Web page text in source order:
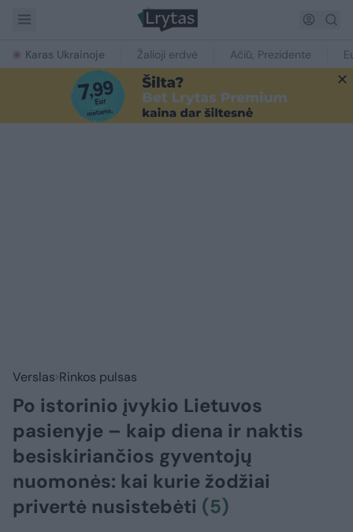
Karas Ukrainoje Žalioji erdvė Ačiū, Prezidente
Verslas Rinkos pulsas
Po istorinio įvykio Lietuvos
pasienyje – kaip diena ir naktis
besiskiriančios gyventojų
nuomonės: kai kurie žodžiai
privertė nusistebėti (5)